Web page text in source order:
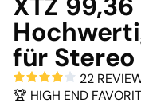
für
22
🏆 HIGH END